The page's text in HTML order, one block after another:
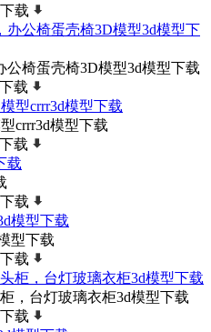
下载
公椅蛋壳椅3D模型3d模型下载
下载
crrr3d模型下载
下载
下载
型下载
下载
，台灯玻璃衣柜3d模型下载
下载